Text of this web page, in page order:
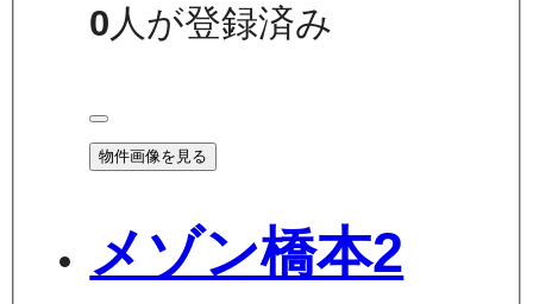
0 人が登録済み
物件画像を見る
メゾン橋本2